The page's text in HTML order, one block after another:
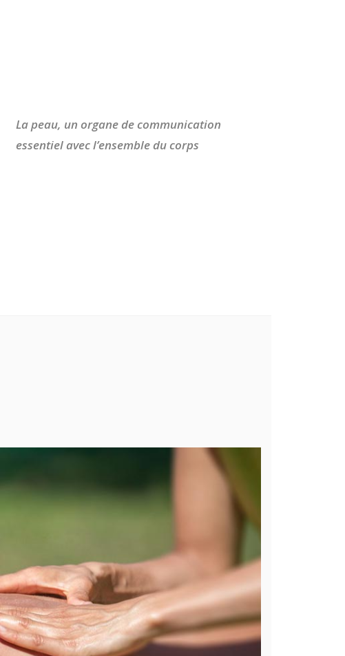
La peau, un organe de communication
essentiel avec l’ensemble du corps